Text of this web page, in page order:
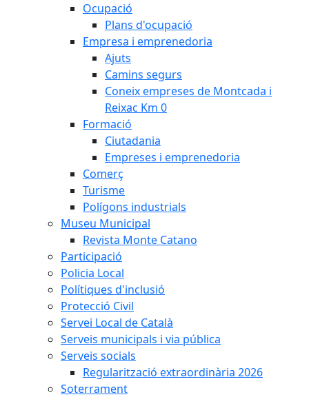
Ocupació
Plans d'ocupació
Empresa i emprenedoria
Ajuts
Camins segurs
Coneix empreses de Montcada i
Reixac Km 0
Formació
Ciutadania
Empreses i emprenedoria
Comerç
Turisme
Polígons industrials
Museu Municipal
Revista Monte Catano
Participació
Policia Local
Polítiques d'inclusió
Protecció Civil
Servei Local de Català
Serveis municipals i via pública
Serveis socials
Regularització extraordinària 2026
Soterrament